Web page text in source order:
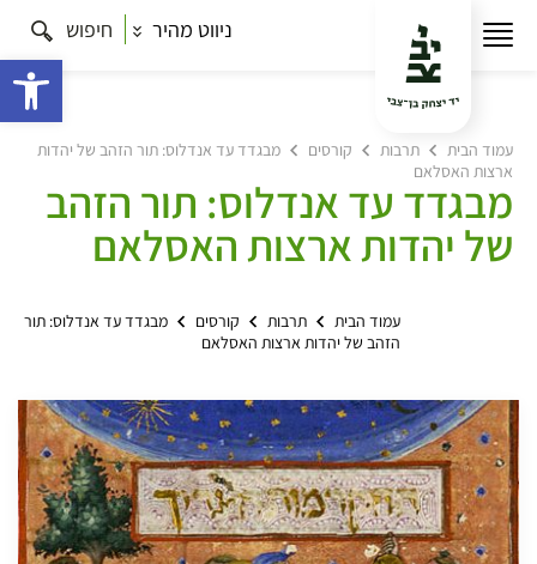
ניווט מהיר חיפוש
עמוד הבית תרבות קורסים
מבגדד עד אנדלוס: תור הזהב של יהדות
ארצות האסלאם
מבגדד עד אנדלוס: תור הזהב
של יהדות ארצות האסלאם
עמוד הבית תרבות קורסים
מבגדד עד אנדלוס: תור
הזהב של יהדות ארצות האסלאם